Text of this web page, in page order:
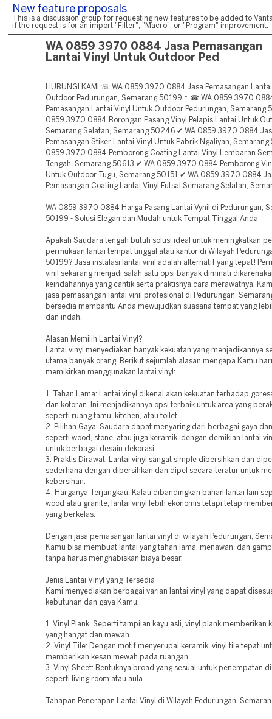
New feature proposals
This is a discussion group for requesting new features to be added to
if the request is for an import "Filter", "Macro", or "Program" improvement.
WA 0859 3970 0884 Jasa Pemasangan
Lantai Vinyl Untuk Outdoor Ped
HUBUNGI KAMI ☏ WA 0859 3970 0884 Jasa Pemasangan
Outdoor Pedurungan, Semarang 50199 ~ ☎ WA 0859 3970
Pemasangan Lantai Vinyl Untuk Outdoor Pedurungan, Semarang
0859 3970 0884 Borongan Pasang Vinyl Pelapis Lantai Untuk
Semarang Selatan, Semarang 50246 ✔ WA 0859 3970 0884
Pemasangan Stiker Lantai Vinyl Untuk Pabrik Ngaliyan, Semarang
0859 3970 0884 Pemborong Coating Lantai Vinyl Lembaran
Tengah, Semarang 50613 ✔ WA 0859 3970 0884 Pemborong
Untuk Outdoor Tugu, Semarang 50151 ✔ WA 0859 3970 0884
Pemasangan Coating Lantai Vinyl Futsal Semarang Selatan,
WA 0859 3970 0884 Harga Pasang Lantai Vynil di Pedurungan,
50199 - Solusi Elegan dan Mudah untuk Tempat Tinggal Anda
Apakah Saudara tengah butuh solusi ideal untuk meningkatkan
permukaan lantai tempat tinggal atau kantor di Wilayah
50199? Jasa instalasi lantai vinil adalah alternatif yang tepat!
vinil sekarang menjadi salah satu opsi banyak diminati
keindahannya yang cantik serta praktisnya cara merawatnya.
jasa pemasangan lantai vinil profesional di Pedurungan,
bersedia membantu Anda mewujudkan suasana tempat yang
dan indah.
Alasan Memilih Lantai Vinyl?
Lantai vinyl menyediakan banyak kekuatan yang menjadikannya
utama banyak orang. Berikut sejumlah alasan mengapa Kamu
memikirkan menggunakan lantai vinyl:
1. Tahan Lama: Lantai vinyl dikenal akan kekuatan terhadap
dan kotoran. Ini menjadikannya opsi terbaik untuk area yang
seperti ruang tamu, kitchen, atau toilet.
2. Pilihan Gaya: Saudara dapat menyaring dari berbagai gaya
seperti wood, stone, atau juga keramik, dengan demikian lantai
untuk berbagai desain dekorasi.
3. Praktis Dirawat: Lantai vinyl sangat simple dibersihkan dan
sederhana dengan dibersihkan dan dipel secara teratur untuk
kebersihan.
4. Harganya Terjangkau: Kalau dibandingkan bahan lantai lain
wood atau granite, lantai vinyl lebih ekonomis tetapi tetap
yang berkelas.
Dengan jasa pemasangan lantai vinyl di wilayah Pedurungan,
Kamu bisa membuat lantai yang tahan lama, menawan, dan
tanpa harus menghabiskan biaya besar.
Jenis Lantai Vinyl yang Tersedia
Kami menyediakan berbagai varian lantai vinyl yang dapat
kebutuhan dan gaya Kamu:
1. Vinyl Plank: Seperti tampilan kayu asli, vinyl plank memberikan
yang hangat dan mewah.
2. Vinyl Tile: Dengan motif menyerupai keramik, vinyl tile tepat
memberikan kesan mewah pada ruangan.
3. Vinyl Sheet: Bentuknya broad yang sesuai untuk penempatan
seperti living room atau aula.
Tahapan Penerapan Lantai Vinyl di Wilayah Pedurungan,